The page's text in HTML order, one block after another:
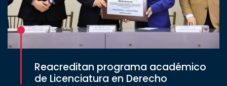
Reacreditan programa académico
de Licenciatura en Derecho